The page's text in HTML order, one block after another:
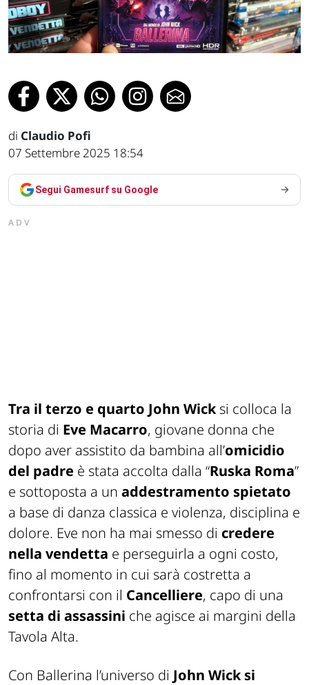
di Claudio Pofi
07 Settembre 2025 18:54
Segui Gamesurf su Google
ADV
Tra il terzo e quarto John Wicksi colloca la
storia di Eve Macarro, giovane donna che
dopo aver assistito da bambina all’omicidio
del padre è stata accolta dalla “Ruska Roma”
e sottoposta a un addestramento spietato
a base di danza classica e violenza, disciplina e
dolore. Eve non ha mai smesso di credere
nella vendetta e perseguirla a ogni costo,
fino al momento in cui sarà costretta a
confrontarsi con il Cancelliere, capo di una
setta di assassini che agisce ai margini della
Tavola Alta.
Con Ballerina l’universo di John Wick si